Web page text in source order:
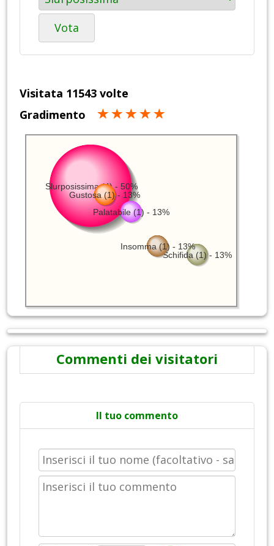
Vota
Visitata 11543 volte
Gradimento
Slurposissima (4) - 50%
Schifida (1) - 13%
Insomma (1) - 13%
Palatabile (1) - 13%
Gustosa (1) - 13%
Commenti dei visitatori
Il tuo commento